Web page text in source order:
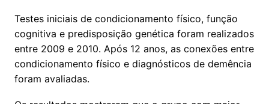
Testes iniciais de condicionamento físico, função
cognitiva e predisposição genética foram realizados
entre 2009 e 2010. Após 12 anos, as conexões entre
condicionamento físico e diagnósticos de demência
foram avaliadas.